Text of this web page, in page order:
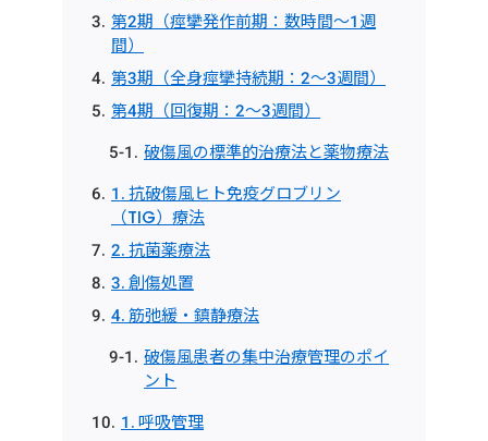
第2期（痙攣発作前期：数時間〜1週
間）
第3期（全身痙攣持続期：2〜3週間）
第4期（回復期：2〜3週間）
破傷風の標準的治療法と薬物療法
1. 抗破傷風ヒト免疫グロブリン
（TIG）療法
2. 抗菌薬療法
3. 創傷処置
4. 筋弛緩・鎮静療法
破傷風患者の集中治療管理のポイ
ント
1. 呼吸管理